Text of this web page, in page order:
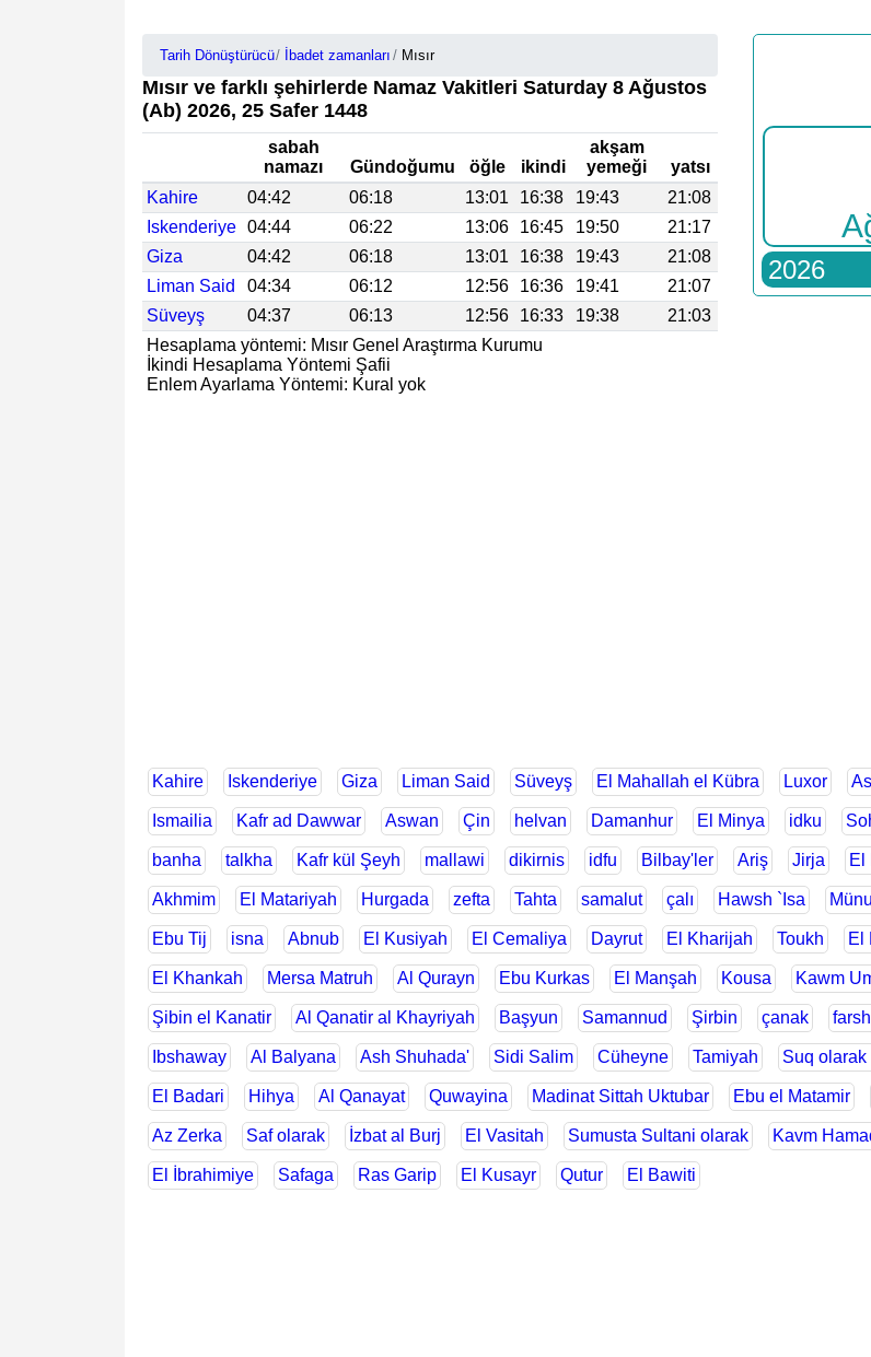
Tarih Dönüştürücü İbadet zamanları Mısır
Mısır ve farklı şehirlerde Namaz Vakitleri Saturday 8 Ağustos
(Ab) 2026, 25 Safer 1448
sabah
namazı
Gündoğumu öğle ikindi
akşam
yemeği
yatsı
Kahire
04:42 06:18 13:01 16:38 19:43
21:08
Iskenderiye
04:44 06:22 13:06 16:45 19:50
21:17
Giza
04:42 06:18 13:01 16:38 19:43
21:08
Liman Said
04:34 06:12 12:56 16:36 19:41
21:07
Süveyş
04:37 06:13 12:56 16:33 19:38
21:03
Hesaplama yöntemi: Mısır Genel Araştırma Kurumu
İkindi Hesaplama Yöntemi Şafii
Enlem Ayarlama Yöntemi: Kural yok
2026
Kahire Iskenderiye Giza Liman Said Süveyş El Mahallah el Kübra Luxor
Ismailia Kafr ad Dawwar Aswan Çin helvan Damanhur El Minya idku
banha talkha Kafr kül Şeyh mallawi dikirnis idfu Bilbay'ler Ariş Jirja El
Akhmim El Matariyah Hurgada zefta Tahta samalut çalı Hawsh `Isa
Ebu Tij isna Abnub El Kusiyah El Cemaliya Dayrut El Kharijah Toukh El
El Khankah Mersa Matruh Al Qurayn Ebu Kurkas El Manşah Kousa Kawm
Şibin el Kanatir Al Qanatir al Khayriyah Başyun Samannud Şirbin çanak
Ibshaway Al Balyana Ash Shuhada' Sidi Salim Cüheyne Tamiyah Suq olarak
El Badari Hihya Al Qanayat Quwayina Madinat Sittah Uktubar Ebu el Matamir
Az Zerka Saf olarak İzbat al Burj El Vasitah Sumusta Sultani olarak Kavm
El İbrahimiye Safaga Ras Garip El Kusayr Qutur El Bawiti